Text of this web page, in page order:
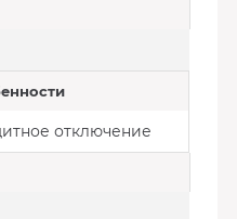
отключение